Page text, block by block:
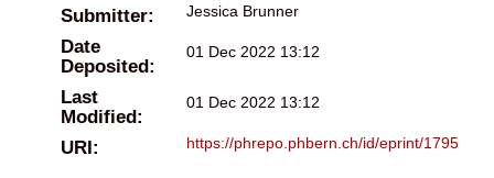
Submitter: Jessica Brunner
Date
Deposited:
01 Dec 2022 13:12
Last
Modified:
01 Dec 2022 13:12
URI: https://phrepo.phbern.ch/id/eprint/1795